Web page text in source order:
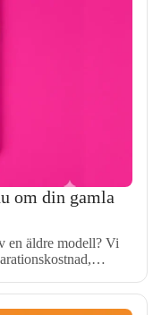
om din gamla
en äldre modell? Vi